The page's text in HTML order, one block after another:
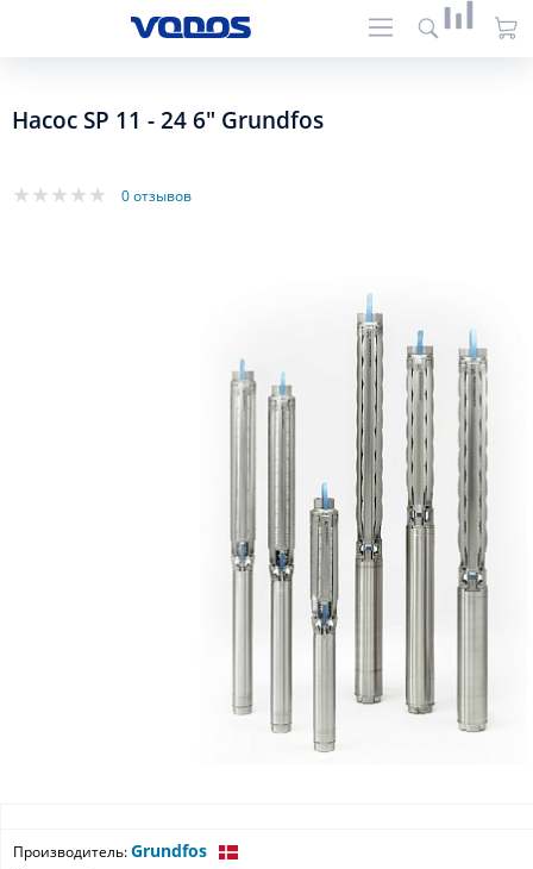
Насос SP 11 - 24 6" Grundfos
0 отзывов
Производитель:Grundfos